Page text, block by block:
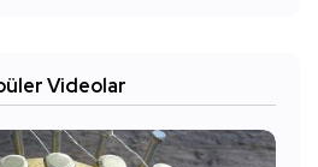
Videolar